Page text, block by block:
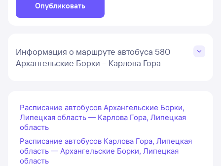
Опубликовать
Информация о маршруте автобуса 580
Архангельские Борки – Карлова Гора
Расписание автобусов Архангельские Борки,
Липецкая область — Карлова Гора, Липецкая
область
Расписание автобусов Карлова Гора, Липецкая
область — Архангельские Борки, Липецкая
область